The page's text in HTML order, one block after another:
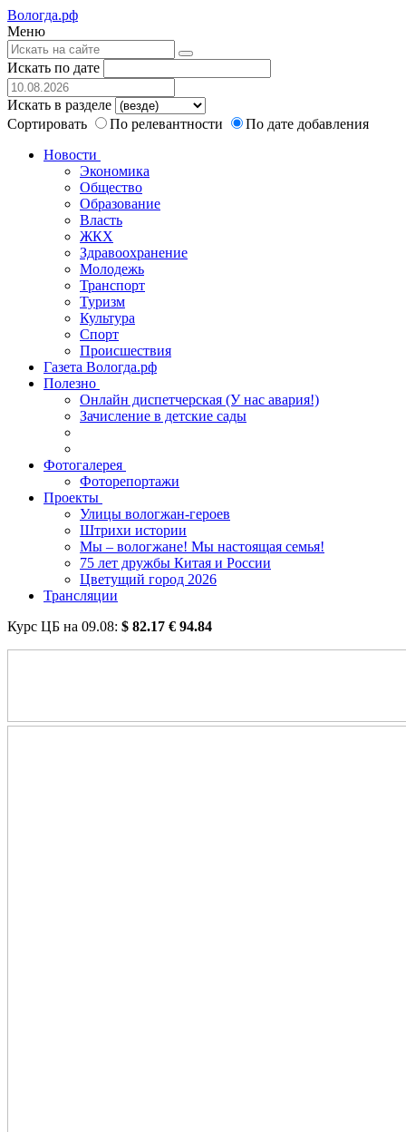
Вологда.рф
Меню
Искать по дате
Искать в разделе
Сортировать
По релевантности
По дате добавления
Новости
Экономика
Общество
Образование
Власть
ЖКХ
Здравоохранение
Молодежь
Транспорт
Туризм
Культура
Спорт
Происшествия
Газета Вологда.рф
Полезно
Онлайн диспетчерская (У нас авария!)
Зачисление в детские сады
Фотогалерея
Фоторепортажи
Проекты
Улицы вологжан-героев
Штрихи истории
Мы – вологжане! Мы настоящая семья!
75 лет дружбы Китая и России
Цветущий город 2026
Трансляции
Курс ЦБ на 09.08: $ 82.17 € 94.84